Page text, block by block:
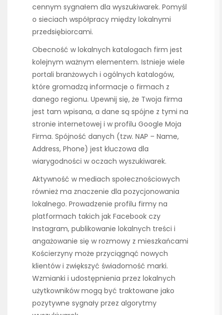
cennym sygnałem dla wyszukiwarek. Pomyśl
o sieciach współpracy między lokalnymi
przedsiębiorcami.
Obecność w lokalnych katalogach firm jest
kolejnym ważnym elementem. Istnieje wiele
portali branżowych i ogólnych katalogów,
które gromadzą informacje o firmach z
danego regionu. Upewnij się, że Twoja firma
jest tam wpisana, a dane są spójne z tymi na
stronie internetowej i w profilu Google Moja
Firma. Spójność danych (tzw. NAP – Name,
Address, Phone) jest kluczowa dla
wiarygodności w oczach wyszukiwarek.
Aktywność w mediach społecznościowych
również ma znaczenie dla pozycjonowania
lokalnego. Prowadzenie profilu firmy na
platformach takich jak Facebook czy
Instagram, publikowanie lokalnych treści i
angażowanie się w rozmowy z mieszkańcami
Kościerzyny może przyciągnąć nowych
klientów i zwiększyć świadomość marki.
Wzmianki i udostępnienia przez lokalnych
użytkowników mogą być traktowane jako
pozytywne sygnały przez algorytmy